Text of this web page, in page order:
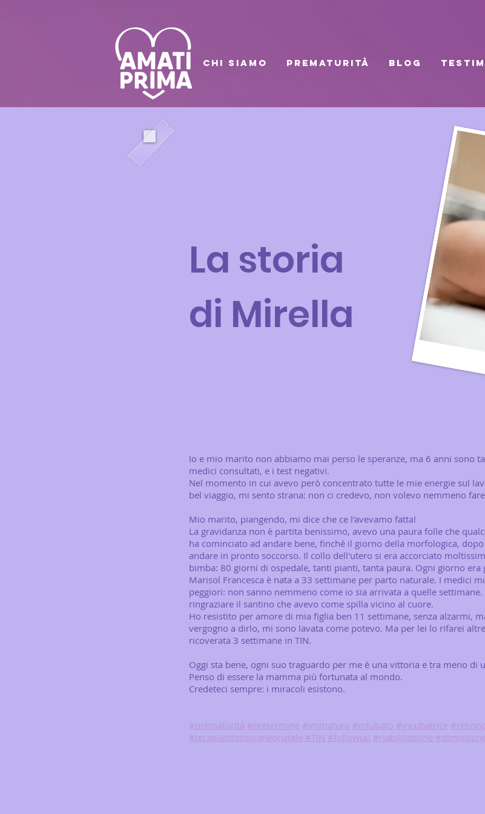
CHI SIAMO PREMATURITÀ BLOG
La storia
di Mirella
Io e mio marito non abbiamo mai perso le speranze, ma 6 anni sono
medici consultati, e i test negativi.
Nel momento in cui avevo però concentrato tutte le mie energie sul
bel viaggio, mi sento strana: non ci credevo, non volevo nemmeno
Mio marito, piangendo, mi dice che ce l'avevamo fatta!
La gravidanza non è partita benissimo, avevo una paura folle che
ha cominciato ad andare bene, finché il giorno della morfologica,
andare in pronto soccorso. Il collo dell'utero si era accorciato
bimba: 80 giorni di ospedale, tanti pianti, tanta paura. Ogni giorno era
Marisol Francesca è nata a 33 settimane per parto naturale. I medici
peggiori: non sanno nemmeno come io sia arrivata a quelle
ringraziare il santino che avevo come spilla vicino al cuore.
Ho resistito per amore di mia figlia ben 11 settimane, senza alzarmi,
vergogno a dirlo, mi sono lavata come potevo. Ma per lei lo rifarei
ricoverata 3 settimane in TIN.
Oggi sta bene, ogni suo traguardo per me è una vittoria e tra meno di
Penso di essere la mamma più fortunata al mondo.
Credeteci sempre: i miracoli esistono.
#prematurità #pretermine #immaturo #intubato #incubatrice
#terapiaintensivaneonatale #TIN #followup #riabilitazione